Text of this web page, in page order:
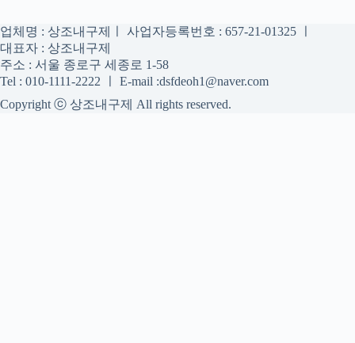
업체명 : 상조내구제ㅣ 사업자등록번호 : 657-21-01325 ㅣ
대표자 : 상조내구제
주소 : 서울 종로구 세종로 1-58
Tel : 010-1111-2222 ㅣ E-mail :dsfdeoh1@naver.com
Copyright ⓒ 상조내구제 All rights reserved.